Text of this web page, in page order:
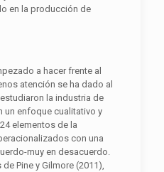
en la producción de
a hacer frente al
atención se ha dado al
la industria de
un enfoque cualitativo y
elementos de la
con una
muy en desacuerdo.
Pine y Gilmore (2011),